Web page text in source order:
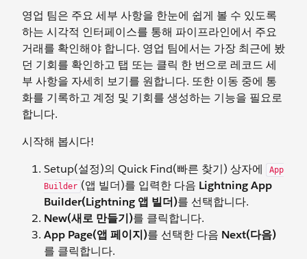
영업 팀은 주요 세부 사항을 한눈에 쉽게 볼 수 있도록
하는 시각적 인터페이스를 통해 파이프라인에서 주요
거래를 확인해야 합니다. 영업 팀에서는 가장 최근에 봤
던 기회를 확인하고 탭 또는 클릭 한 번으로 레코드 세
부 사항을 자세히 보기를 원합니다. 또한 이동 중에 통
화를 기록하고 계정 및 기회를 생성하는 기능을 필요로
합니다.
시작해 봅시다!
Setup(설정)의 Quick Find(빠른 찾기) 상자에
App
Builder (앱 빌더)를 입력한 다음 Lightning App
Builder(Lightning 앱 빌더)를 선택합니다.
New(새로 만들기)를 클릭합니다.
App Page(앱 페이지)를 선택한 다음 Next(다음)
를 클릭합니다.